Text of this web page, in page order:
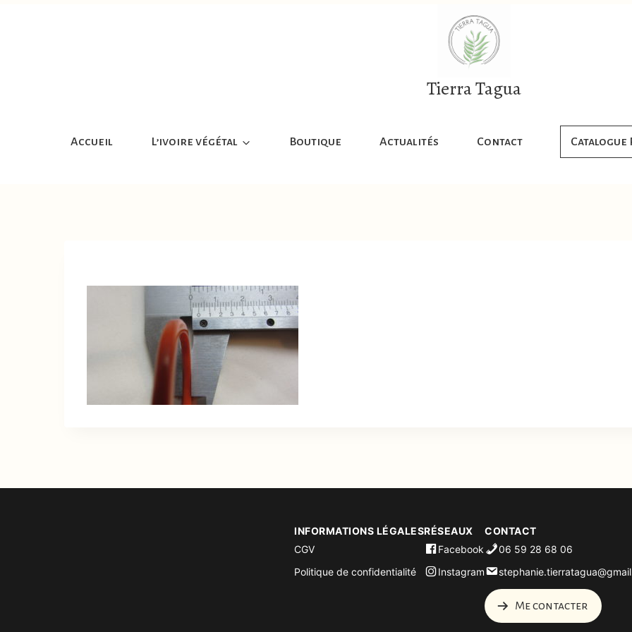
Tierra Tagua
Accueil L’ivoire végétal Boutique Actualités Contact Catalogue
INFORMATIONS LÉGALES
CGV
Politique de confidentialité
RÉSEAUX
Facebook
Instagram
CONTACT
06 59 28 68 06
Me contacter